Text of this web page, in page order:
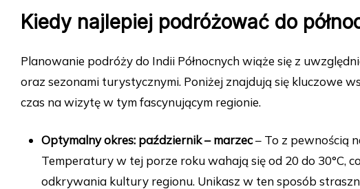
Kiedy najlepiej podróżować do
Planowanie podróży do Indii Północnych wiąże się z
oraz sezonami turystycznymi. Poniżej znajdują się kluczowe
czas na wizytę w tym fascynującym regionie.
Optymalny okres: październik – marzec– To z pewnością
Temperatury w tej porze roku wahają się od 20 do 30°C,
odkrywania kultury regionu. Unikasz w ten sposób